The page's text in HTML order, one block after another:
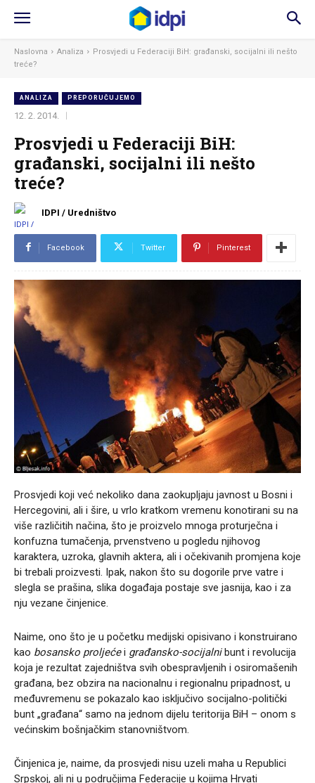
Naslovna Analiza
Prosvjedi u Federaciji BiH: građanski, socijalni ili nešto
treće?
ANALIZA PREPORUČUJEMO
12. 2. 2014.
Prosvjedi u Federaciji BiH:
građanski, socijalni ili nešto
treće?
IDPI / Uredništvo
Facebook Twitter Pinterest
Prosvjedi koji već nekoliko dana zaokupljaju javnost u Bosni i
Hercegovini, ali i šire, u vrlo kratkom vremenu konotirani su na
više različitih načina, što je proizvelo mnoga proturječna i
konfuzna tumačenja, prvenstveno u pogledu njihovog
karaktera, uzroka, glavnih aktera, ali i očekivanih promjena koje
bi trebali proizvesti. Ipak, nakon što su dogorile prve vatre i
slegla se prašina, slika događaja postaje sve jasnija, kao i za
nju vezane činjenice.
Naime, ono što je u početku medijski opisivano i konstruirano
kao bosansko proljećei građansko-socijalnibunt i revolucija
koja je rezultat zajedništva svih obespravljenih i osiromašenih
građana, bez obzira na nacionalnu i regionalnu pripadnost, u
međuvremenu se pokazalo kao isključivo socijalno-politički
bunt „građana“ samo na jednom dijelu teritorija BiH – onom s
većinskim bošnjačkim stanovništvom.
Činjenica je, naime, da prosvjedi nisu uzeli maha u Republici
Srpskoj, ali ni u područjima Federacije u kojima Hrvati